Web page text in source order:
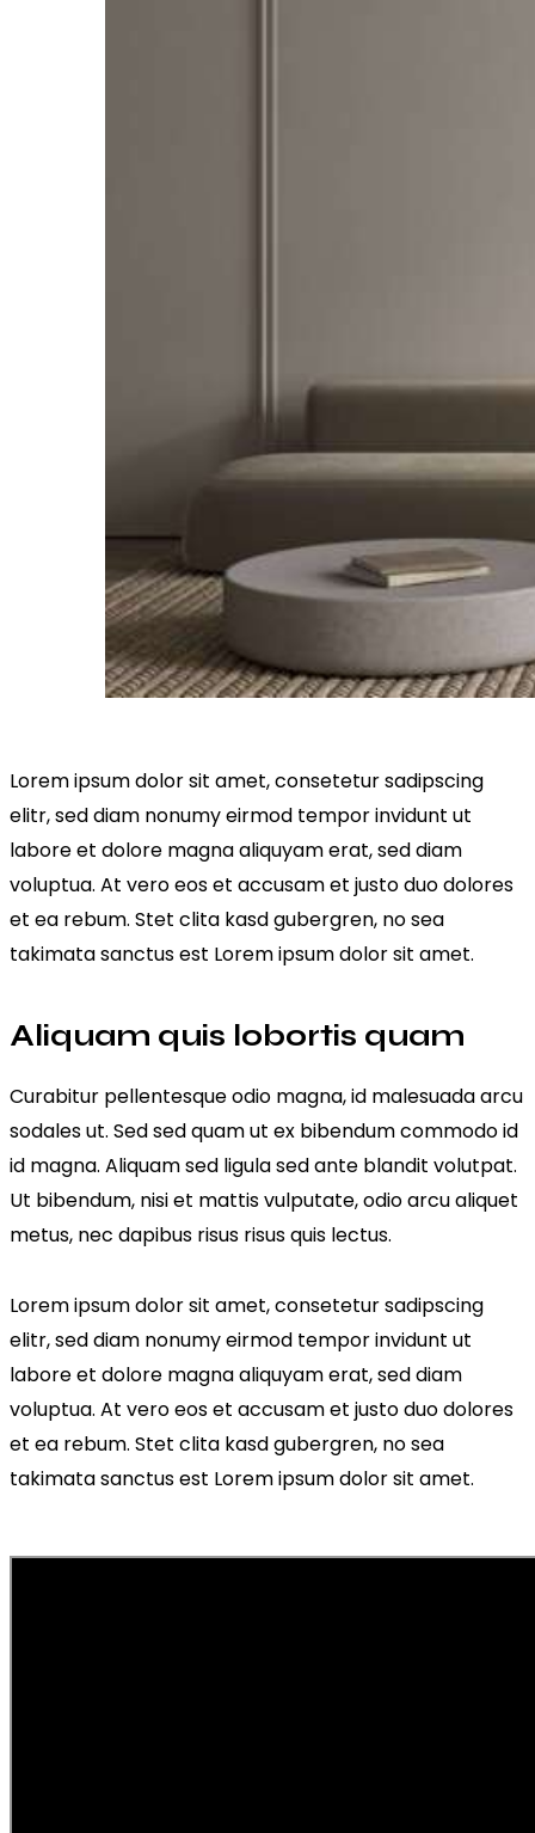
Lorem ipsum dolor sit amet, consetetur sadipscing
elitr, sed diam nonumy eirmod tempor invidunt ut
labore et dolore magna aliquyam erat, sed diam
voluptua. At vero eos et accusam et justo duo dolores
et ea rebum. Stet clita kasd gubergren, no sea
takimata sanctus est Lorem ipsum dolor sit amet.
Aliquam quis lobortis quam
Curabitur pellentesque odio magna, id malesuada arcu
sodales ut. Sed sed quam ut ex bibendum commodo id
id magna. Aliquam sed ligula sed ante blandit volutpat.
Ut bibendum, nisi et mattis vulputate, odio arcu aliquet
metus, nec dapibus risus risus quis lectus.
Lorem ipsum dolor sit amet, consetetur sadipscing
elitr, sed diam nonumy eirmod tempor invidunt ut
labore et dolore magna aliquyam erat, sed diam
voluptua. At vero eos et accusam et justo duo dolores
et ea rebum. Stet clita kasd gubergren, no sea
takimata sanctus est Lorem ipsum dolor sit amet.